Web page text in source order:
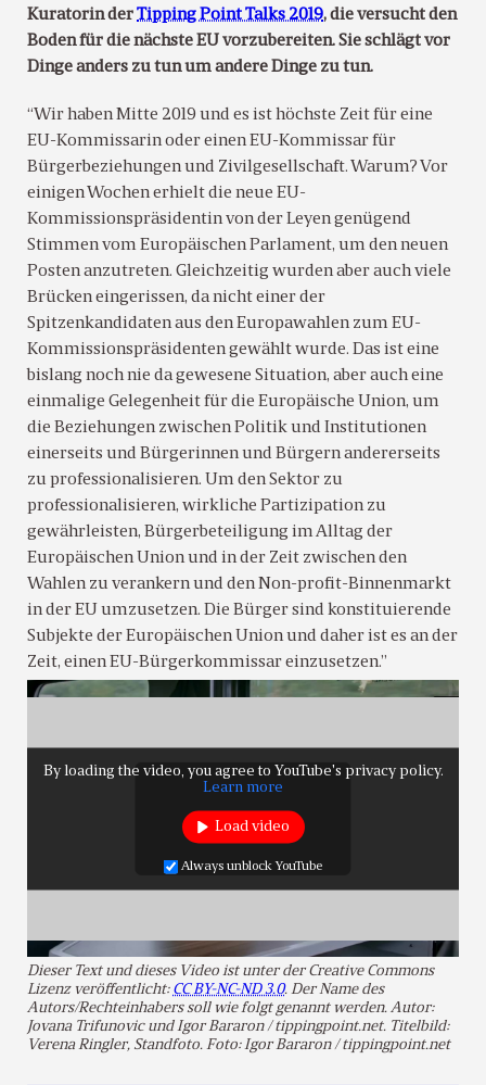
Kuratorin derTipping Point Talks 2019, die versucht den
Boden für die nächste EU vorzubereiten. Sie schlägt vor
Dinge anders zu tun um andere Dinge zu tun.
“Wir haben Mitte 2019 und es ist höchste Zeit für eine
EU-Kommissarin oder einen EU-Kommissar für
Bürgerbeziehungen und Zivilgesellschaft. Warum? Vor
einigen Wochen erhielt die neue EU-
Kommissionspräsidentin von der Leyen genügend
Stimmen vom Europäischen Parlament, um den neuen
Posten anzutreten. Gleichzeitig wurden aber auch viele
Brücken eingerissen, da nicht einer der
Spitzenkandidaten aus den Europawahlen zum EU-
Kommissionspräsidenten gewählt wurde. Das ist eine
bislang noch nie da gewesene Situation, aber auch eine
einmalige Gelegenheit für die Europäische Union, um
die Beziehungen zwischen Politik und Institutionen
einerseits und Bürgerinnen und Bürgern andererseits
zu professionalisieren. Um den Sektor zu
professionalisieren, wirkliche Partizipation zu
gewährleisten, Bürgerbeteiligung im Alltag der
Europäischen Union und in der Zeit zwischen den
Wahlen zu verankern und den Non-profit-Binnenmarkt
in der EU umzusetzen. Die Bürger sind konstituierende
Subjekte der Europäischen Union und daher ist es an der
Zeit, einen EU-Bürgerkommissar einzusetzen.”
By loading the video, you agree to YouTube's privacy policy.
Learn more
Load video
Always unblock YouTube
Dieser Text und dieses Video ist unter der Creative Commons
Lizenz veröffentlicht: CC BY-NC-ND 3.0. Der Name des
Autors/Rechteinhabers soll wie folgt genannt werden. Autor:
Jovana Trifunovic und Igor Bararon / tippingpoint.net. Titelbild:
Verena Ringler, Standfoto. Foto: Igor Bararon / tippingpoint.net